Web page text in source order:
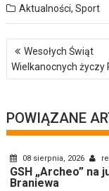
Aktualności,Sport
Nawigacja
wpisu
Wesołych Świąt
Wielkanocnych życzy
POWIĄZANE
08 sierpnia, 2026
GSH „Archeo”
Braniewa